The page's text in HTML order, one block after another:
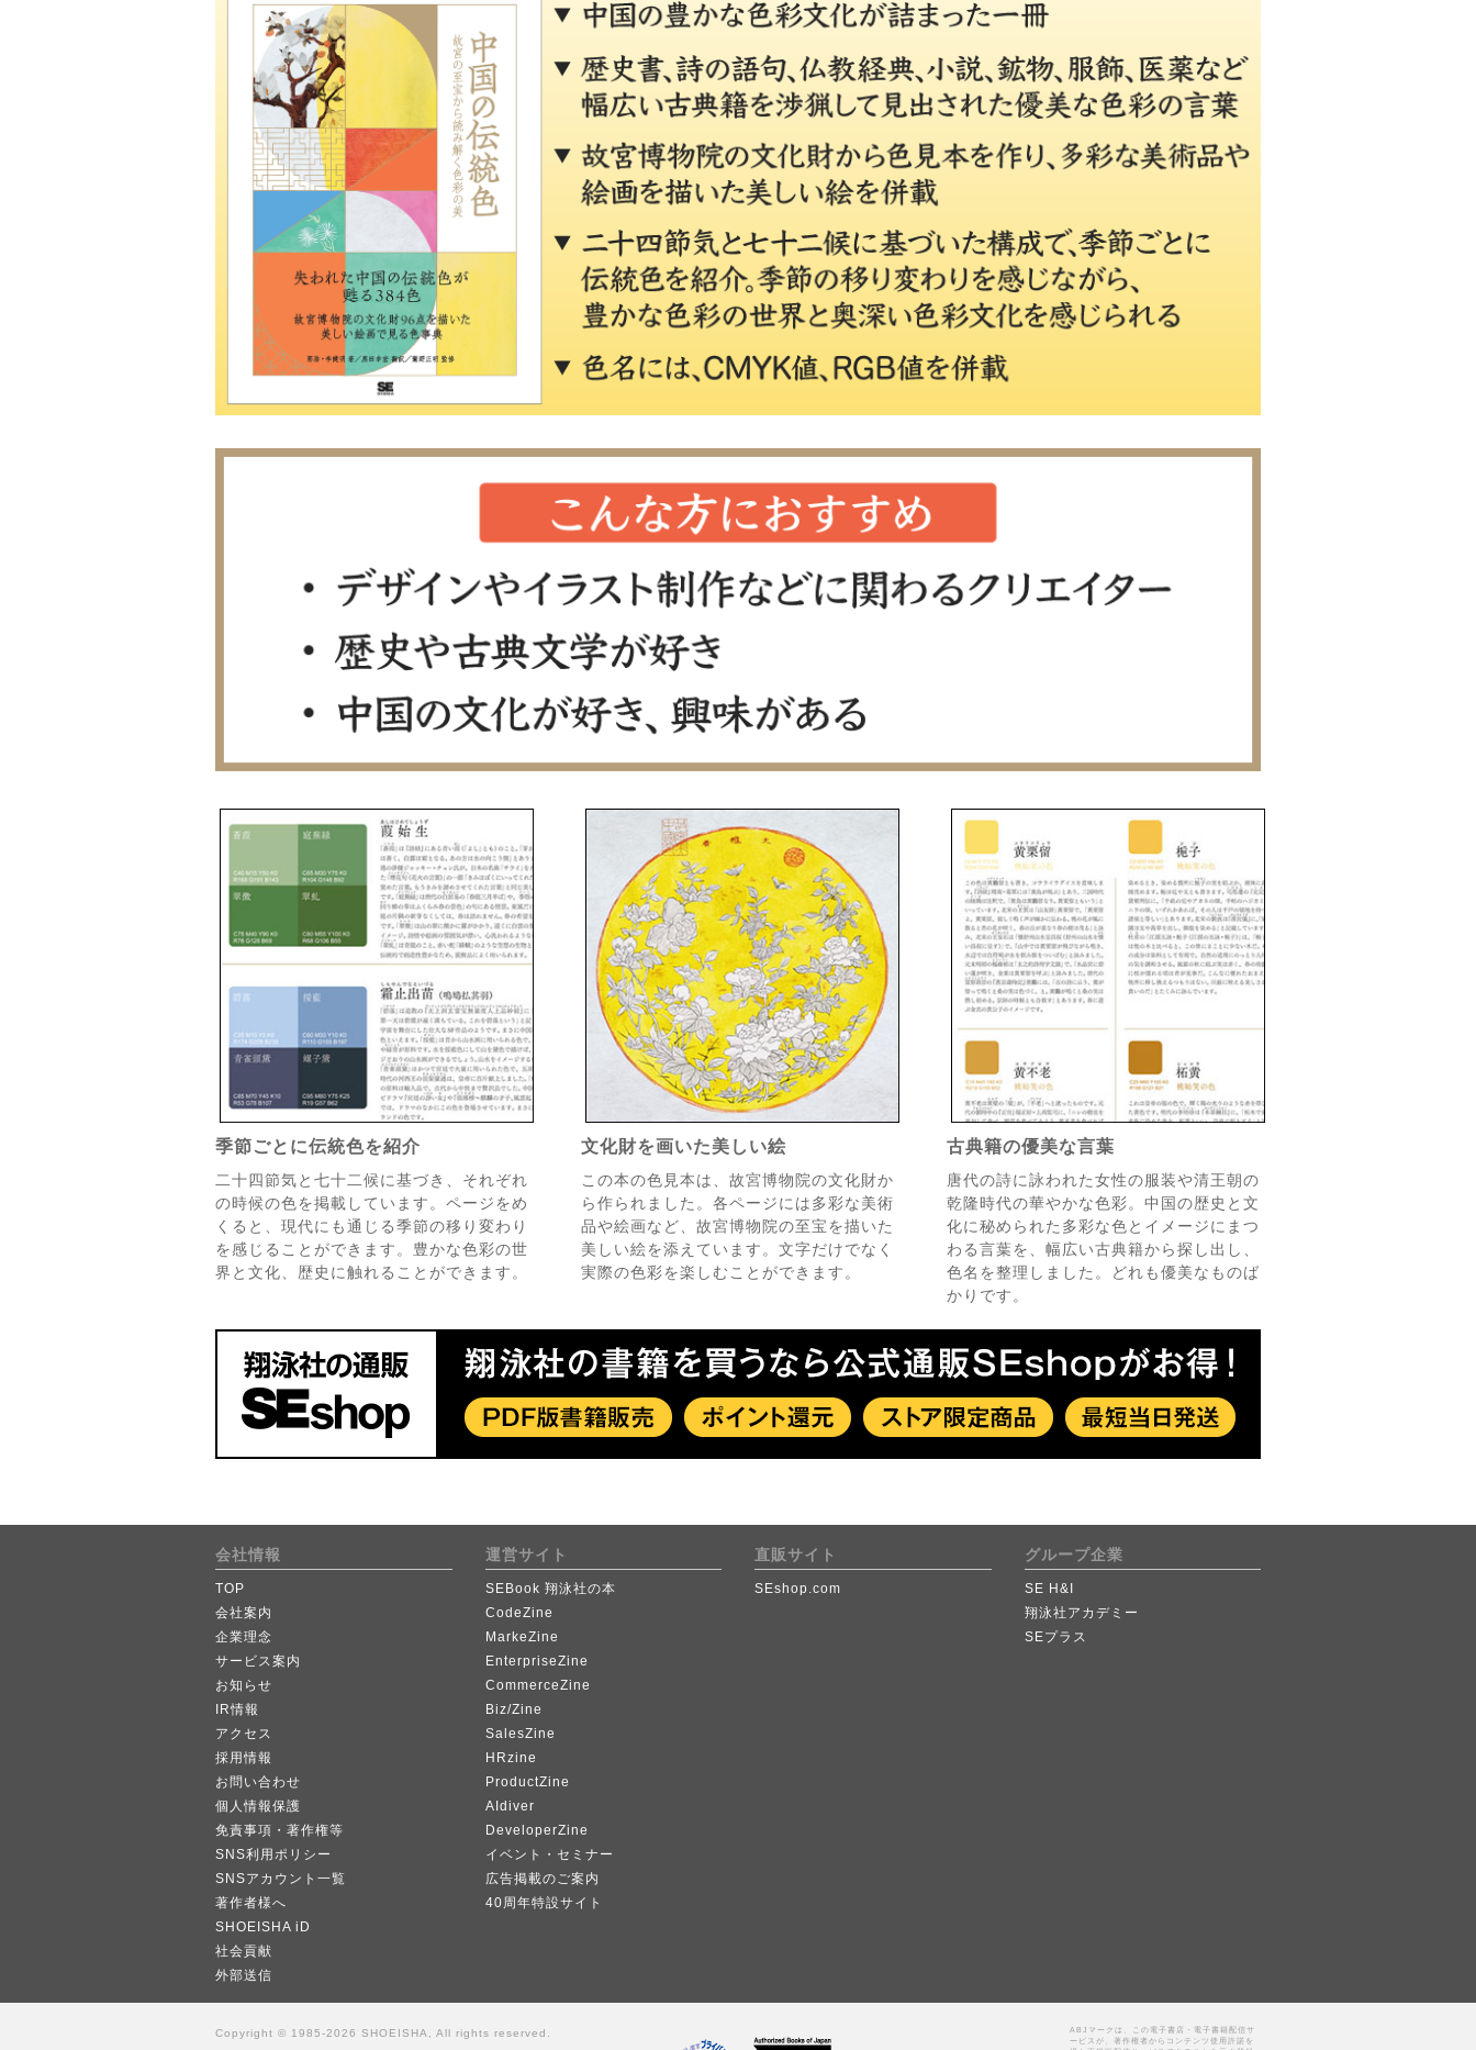
季節ごとに伝統色を紹介
二十四節気と七十二候に基づき、それぞれ
の時候の色を掲載しています。ページをめ
くると、現代にも通じる季節の移り変わり
を感じることができます。豊かな色彩の世
界と文化、歴史に触れることができます。
文化財を画いた美しい絵
この本の色見本は、故宮博物院の文化財か
ら作られました。各ページには多彩な美術
品や絵画など、故宮博物院の至宝を描いた
美しい絵を添えています。文字だけでなく
実際の色彩を楽しむことができます。
古典籍の優美な言葉
唐代の詩に詠われた女性の服装や清王朝の
乾隆時代の華やかな色彩。中国の歴史と文
化に秘められた多彩な色とイメージにまつ
わる言葉を、幅広い古典籍から探し出し、
色名を整理しました。どれも優美なものば
かりです。
会社情報
TOP
会社案内
企業理念
サービス案内
お知らせ
IR情報
アクセス
採用情報
お問い合わせ
個人情報保護
免責事項・著作権等
SNS利用ポリシー
SNSアカウント一覧
著作者様へ
SHOEISHA iD
社会貢献
外部送信
運営サイト
SEBook 翔泳社の本
CodeZine
MarkeZine
EnterpriseZine
CommerceZine
Biz/Zine
SalesZine
HRzine
ProductZine
AIdiver
DeveloperZine
イベント・セミナー
広告掲載のご案内
40周年特設サイト
直販サイト
SEshop.com
グループ企業
SE H&I
翔泳社アカデミー
SEプラス
Copyright © 1985-2026 SHOEISHA, All rights reserved.
ABJマークは、この電子書店・電子書籍配信サ
ービスが、著作権者からコンテンツ使用許諾を